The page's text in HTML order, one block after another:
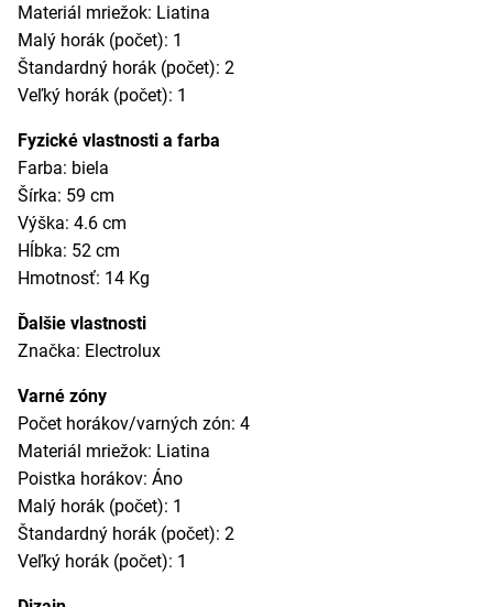
Materiál mriežok: Liatina
Malý horák (počet): 1
Štandardný horák (počet): 2
Veľký horák (počet): 1
Fyzické vlastnosti a farba
Farba: biela
Šírka: 59 cm
Výška: 4.6 cm
Hĺbka: 52 cm
Hmotnosť: 14 Kg
Ďalšie vlastnosti
Značka: Electrolux
Varné zóny
Počet horákov/varných zón: 4
Materiál mriežok: Liatina
Poistka horákov: Áno
Malý horák (počet): 1
Štandardný horák (počet): 2
Veľký horák (počet): 1